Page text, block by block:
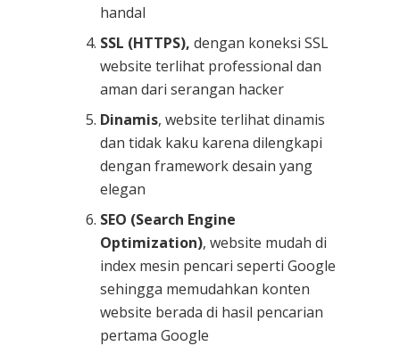
handal
SSL (HTTPS), dengan koneksi SSL
website terlihat professional dan
aman dari serangan hacker
Dinamis, website terlihat dinamis
dan tidak kaku karena dilengkapi
dengan framework desain yang
elegan
SEO (Search Engine
Optimization), website mudah di
index mesin pencari seperti Google
sehingga memudahkan konten
website berada di hasil pencarian
pertama Google